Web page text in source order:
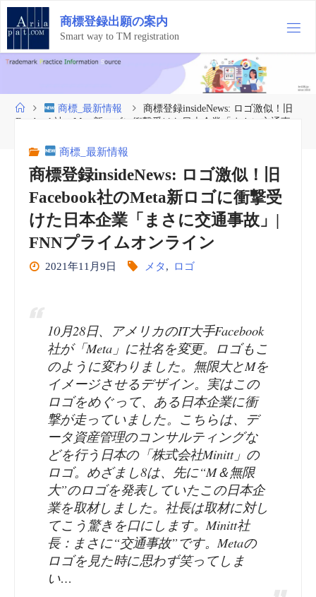
コ
テ
ン
ツ
ス
商標登録出願の案内
Smart way to TM registration
ホ
ー
商標_最新情報
商標登録insideNews: ロゴ激似！旧
Facebook社のMeta新ロゴに衝撃受けた日本企業「まさに交通事
商標_最新情報
商標登録insideNews: ロゴ激似！旧
Facebook社のMeta新ロゴに衝撃受
けた日本企業「まさに交通事故」|
FNNプライムオンライン
2021年11月9日 メタ, ロゴ
10月28日、アメリカのIT大手Facebook
社が「Meta」に社名を変更。ロゴもこ
のように変わりました。無限大とMを
イメージさせるデザイン。実はこの
ロゴをめぐって、ある日本企業に衝
撃が走っていました。こちらは、デ
ータ資産管理のコンサルティングな
どを行う日本の「株式会社Minitt」の
ロゴ。めざまし8は、先に“M＆無限
大”のロゴを発表していたこの日本企
業を取材しました。社長は取材に対し
てこう驚きを口にします。Minitt社
長：まさに“交通事故”です。Metaの
ロゴを見た時に思わず笑ってしま
い…